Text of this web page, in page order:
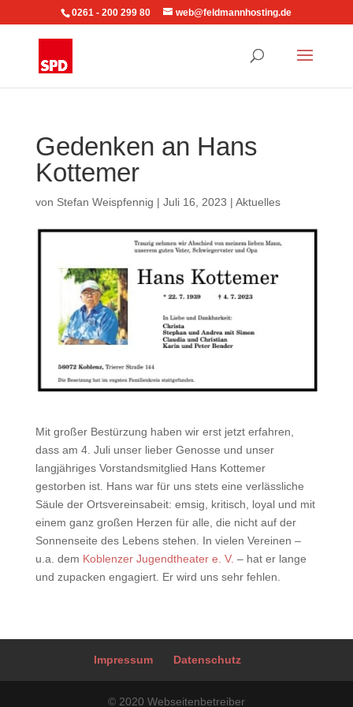
0261 - 200 299 80 web@feldmannhosting.de
Gedenken an Hans
Kottemer
von Stefan Weispfennig | Juli 16, 2023 | Aktuelles
Mit großer Bestürzung haben wir erst jetzt erfahren,
dass am 4. Juli unser lieber Genosse und unser
langjähriges Vorstandsmitglied Hans Kottemer
gestorben ist. Hans war für uns stets eine verlässliche
Säule der Ortsvereinsabeit: emsig, kritisch, loyal und mit
einem ganz großen Herzen für alle, die nicht auf der
Sonnenseite des Lebens stehen. In vielen Vereinen –
u.a. dem Koblenzer Jugendtheater e. V. – hat er lange
und zupacken engagiert. Er wird uns sehr fehlen.
Impressum Datenschutz
© 2020 Webseitenbetreiber